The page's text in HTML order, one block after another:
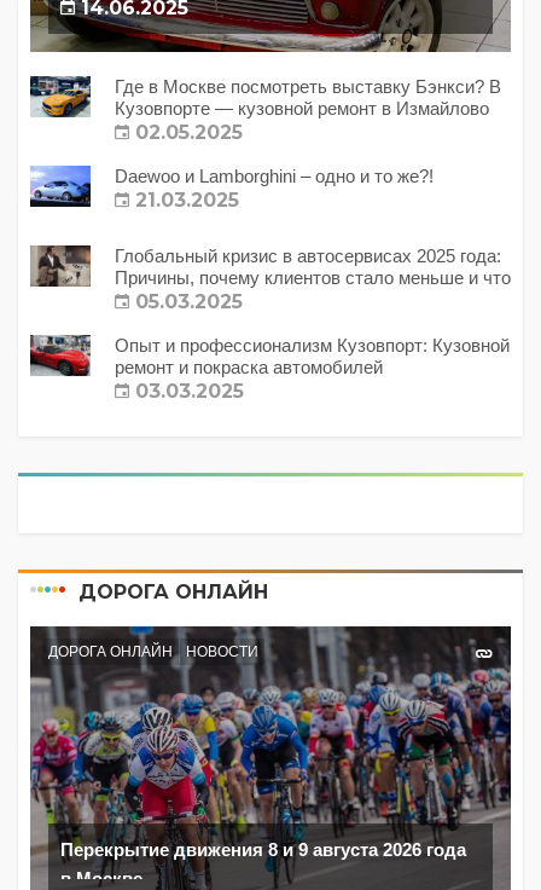
14.06.2025
Где в Москве посмотреть выставку Бэнкси? В
Кузовпорте — кузовной ремонт в Измайлово
02.05.2025
Daewoo и Lamborghini – одно и то же?!
21.03.2025
Глобальный кризис в автосервисах 2025 года:
Причины, почему клиентов стало меньше и что
с этим делать?
05.03.2025
Опыт и профессионализм Кузовпорт: Кузовной
ремонт и покраска автомобилей
03.03.2025
ДОРОГА ОНЛАЙН
ДОРОГА ОНЛАЙН НОВОСТИ
Перекрытие движения 8 и 9 августа 2026 года
в Москве